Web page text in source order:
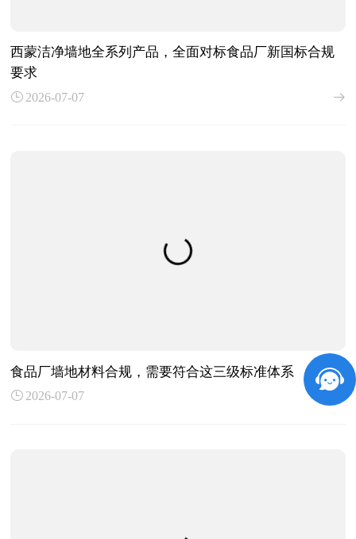
西蒙洁净墙地全系列产品，全面对标食品厂新国标合规
要求
2026-07-07
食品厂墙地材料合规，需要符合这三级标准体系
2026-07-07